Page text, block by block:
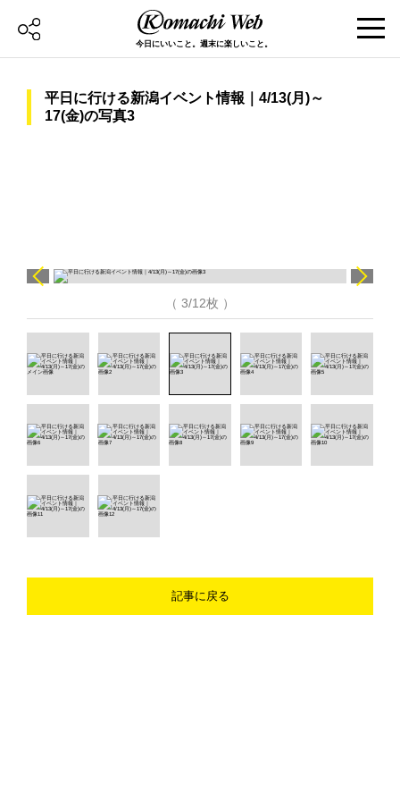
今日にいいこと。週末に楽しいこと。
平日に行ける新潟イベント情報｜4/13(月)～
17(金)の写真3
（ 3/12枚 ）
記事に戻る